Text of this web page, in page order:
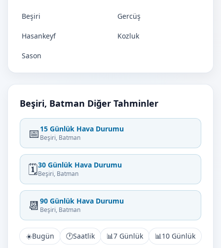
Beşiri Gercüş
Hasankeyf Kozluk
Sason
Beşiri, Batman Diğer Tahminler
📅 15 Günlük Hava Durumu
Beşiri, Batman
🗓️30 Günlük Hava Durumu
Beşiri, Batman
📆 90 Günlük Hava Durumu
Beşiri, Batman
☀️Bugün 🕐Saatlik 📊7 Günlük 📊10 Günlük